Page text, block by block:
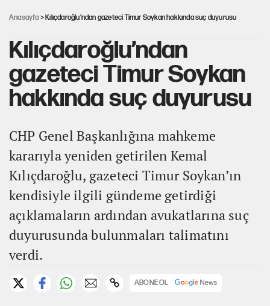
Anasayfa > Kılıçdaroğlu’ndan gazeteci Timur Soykan hakkında suç duyurusu
Kılıçdaroğlu’ndan
gazeteci Timur Soykan
hakkında suç duyurusu
CHP Genel Başkanlığına mahkeme
kararıyla yeniden getirilen Kemal
Kılıçdaroğlu, gazeteci Timur Soykan’ın
kendisiyle ilgili gündeme getirdiği
açıklamaların ardından avukatlarına suç
duyurusunda bulunmaları talimatını
verdi.
ABONE OL